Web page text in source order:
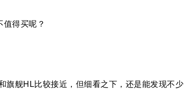
得买呢？
旗舰HL比较接近，但细看之下，还是能发现不少